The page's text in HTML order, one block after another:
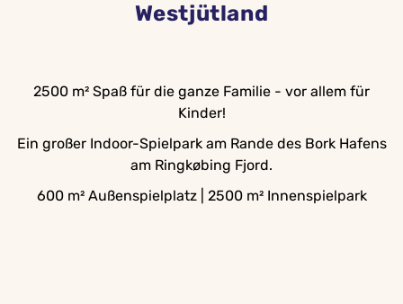
Westjütland
2500 m² Spaß für die ganze Familie - vor allem für
Kinder!
Ein großer Indoor-Spielpark am Rande des Bork Hafens
am Ringkøbing Fjord.
600 m² Außenspielplatz | 2500 m² Innenspielpark